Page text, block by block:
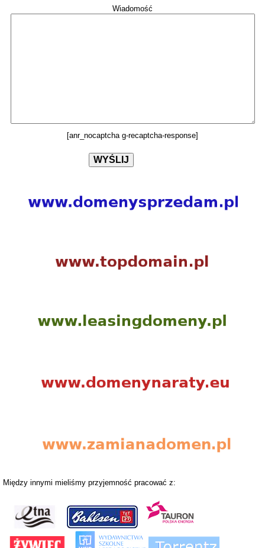
Wiadomość
[anr_nocaptcha g-recaptcha-response]
Między innymi mieliśmy przyjemność pracować z: